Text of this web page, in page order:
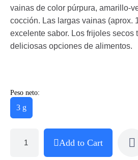
vainas de color púrpura, amarillo-
cocción. Las largas vainas (aprox.
excelente sabor. Los frijoles secos
deliciosas opciones de alimentos.
Peso neto:
3 g
Add to Cart